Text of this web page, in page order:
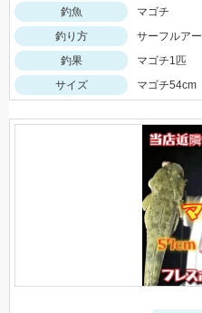
釣魚
マゴチ
釣り方
サーフルアー
釣果
マゴチ1匹
サイズ
マゴチ54cm